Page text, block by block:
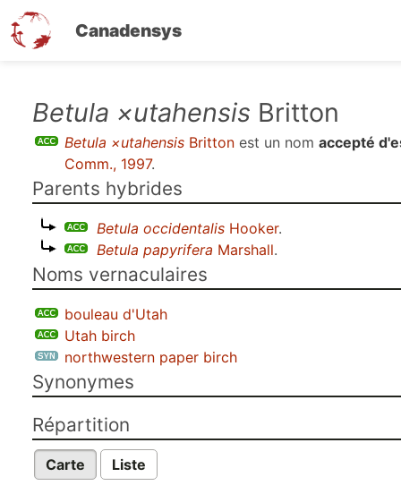
Canadensys
contenu
Betula ×utahensis Britton
Betula ×utahensis Britton est un nom accepté
Comm., 1997.
Parents hybrides
Betula occidentalis Hooker.
Betula papyrifera Marshall.
Noms vernaculaires
bouleau d'Utah
Utah birch
northwestern paper birch
Synonymes
Répartition
Carte Liste